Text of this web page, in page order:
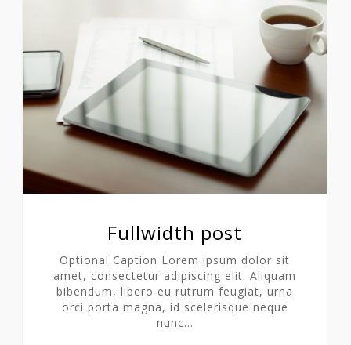
Fullwidth post
Optional Caption Lorem ipsum dolor sit
amet, consectetur adipiscing elit. Aliquam
bibendum, libero eu rutrum feugiat, urna
orci porta magna, id scelerisque neque
nunc…